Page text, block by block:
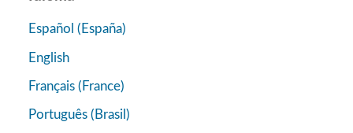
Español (España)
English
Français (France)
Português (Brasil)